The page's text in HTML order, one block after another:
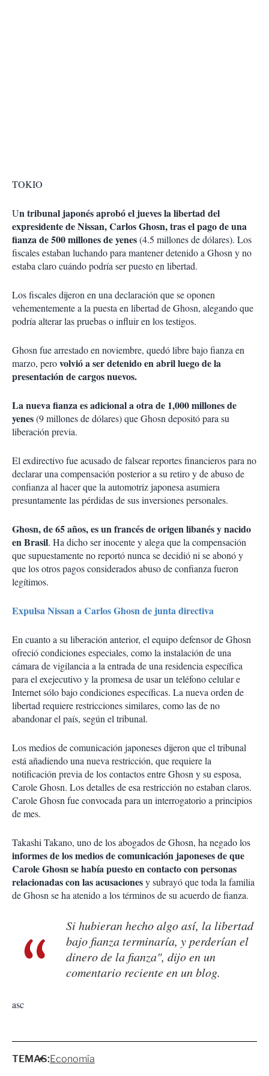
TOKIO
Un tribunal japonés aprobó el jueves la libertad del
expresidente de Nissan, Carlos Ghosn, tras el pago de una
fianza de 500 millones de yenes(4.5 millones de dólares). Los
fiscales estaban luchando para mantener detenido a Ghosn y no
estaba claro cuándo podría ser puesto en libertad.
Los fiscales dijeron en una declaración que se oponen
vehementemente a la puesta en libertad de Ghosn, alegando que
podría alterar las pruebas o influir en los testigos.
Ghosn fue arrestado en noviembre, quedó libre bajo fianza en
marzo, perovolvió a ser detenido en abril luego de la
presentación de cargos nuevos.
La nueva fianza es adicional a otra de 1,000 millones de
yenes(9 millones de dólares) que Ghosn depositó para su
liberación previa.
El exdirectivo fue acusado de falsear reportes financieros para no
declarar una compensación posterior a su retiro y de abuso de
confianza al hacer que la automotriz japonesa asumiera
presuntamente las pérdidas de sus inversiones personales.
Ghosn, de 65 años, es un francés de origen libanés y nacido
en Brasil. Ha dicho ser inocente y alega que la compensación
que supuestamente no reportó nunca se decidió ni se abonó y
que los otros pagos considerados abuso de confianza fueron
legítimos.
Expulsa Nissan a Carlos Ghosn de junta directiva
En cuanto a su liberación anterior, el equipo defensor de Ghosn
ofreció condiciones especiales, como la instalación de una
cámara de vigilancia a la entrada de una residencia específica
para el exejecutivo y la promesa de usar un teléfono celular e
Internet sólo bajo condiciones específicas. La nueva orden de
libertad requiere restricciones similares, como las de no
abandonar el país, según el tribunal.
Los medios de comunicación japoneses dijeron que el tribunal
está añadiendo una nueva restricción, que requiere la
notificación previa de los contactos entre Ghosn y su esposa,
Carole Ghosn. Los detalles de esa restricción no estaban claros.
Carole Ghosn fue convocada para un interrogatorio a principios
de mes.
Takashi Takano, uno de los abogados de Ghosn, ha negado los
informes de los medios de comunicación japoneses de que
Carole Ghosn se había puesto en contacto con personas
relacionadas con las acusacionesy subrayó que toda la familia
de Ghosn se ha atenido a los términos de su acuerdo de fianza.
Si hubieran hecho algo así, la libertad
bajo fianza terminaría, y perderían el
dinero de la fianza", dijo en un
comentario reciente en un blog.
asc
TEMAS:Economía